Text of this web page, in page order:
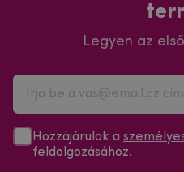
Legyen az
Hozzájárulok a
feldolgozásához.